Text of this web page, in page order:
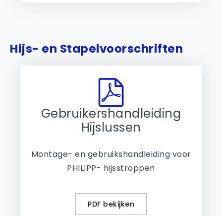
Hijs- en Stapelvoorschriften
Gebruikershandleiding
Hijslussen
Montage- en gebruikshandleiding voor
PHILIPP- hijsstroppen
PDF bekijken